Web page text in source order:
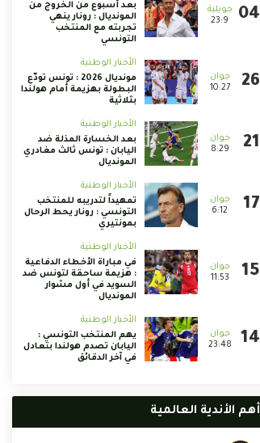
23:9
بعد أسبوع من الخروج من
المونديال : رونار ينهي
تجربته مع المنتخب
التونسي
10:27
الأخبار الوطنية
مونديال 2026 : تونس تودّع
البطولة بهزيمة أمام هولندا
بثلاثية
8:29
الأخبار الوطنية
بعد الخسارة المذلة ضد
اليابان : تونس ثالث مغادري
المونديال
6:12
الأخبار الوطنية
تمهيداً لتدريبه للمنتخب
التونسي : رونار يحط الرحال
بمونتيري
11:53
الأخبار الوطنية
في مباراة الأخطاء الدفاعية
: هزيمة ساحقة لتونس ضد
السويد في أول مشوار
المونديال
23:48
الأخبار الوطنية
يهم المنتخب التونسي :
اليابان تصدم هولندا بتعادل
في آخر الدقائق
أهم الأندية العالمية